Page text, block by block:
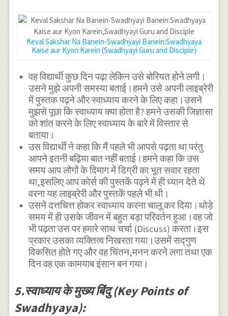
Keval Sakshar Na Banein-Swadhyayi Banein:Swadhyaya
Kaise aur Kyon Karein (Swadhyayi Guru and Disciple)
वह विद्यार्थी कुछ दिन पढ़ा लेकिन उसे बोरियत होने लगी।
उसने मुझे अपनी समस्या बताई।हमने उसे अपनी लाइब्रेरी
में पुस्तक पढ़ने और स्वाध्याय करने के लिए कहा।उसने
मुझसे पूछा कि स्वाध्याय क्या होता है? हमने उसकी जिज्ञासा
को शांत करने के लिए स्वाध्याय के बारे में विस्तार से
बताया।
उस विद्यार्थी ने कहा कि मैं पहले भी आपसे पढ़ता था परंतु
आपने इतनी बढ़िया बात नहीं बताई।हमने कहा कि उस
समय आप लोगों के दिमाग में डिग्री का भूत सवार रहता
था,इसलिए आप कोर्स की पुस्तकें पढ़ने में ही ध्यान देते थे
वरना यह लाइब्रेरी और पुस्तकें पहले भी थी।
उसने दत्तचित्त होकर स्वाध्याय करना चालू कर दिया।थोड़े
समय में ही उसके जीवन में बहुत बड़ा परिवर्तन हुआ।वह जो
भी पढ़ता उस पर हमारे साथ चर्चा (Discuss) करता।इस
प्रकार उसका व्यक्तित्व निखरता गया।उसमें सद्गुण
विकसित होते गए और वह चिंतन,मनन करने लगा तथा एक
दिन वह एक कामयाब इंसान बन गया।
5.स्वाध्याय के मुख्य बिंदु (Key Points of
Swadhyaya):